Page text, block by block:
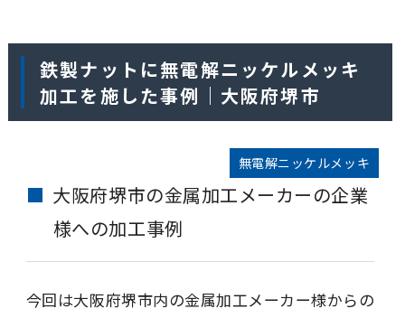
鉄製ナットに無電解ニッケルメッキ
加工を施した事例｜大阪府堺市
無電解ニッケルメッキ
大阪府堺市の金属加工メーカーの企業
様への加工事例
今回は大阪府堺市内の金属加工メーカー様からの